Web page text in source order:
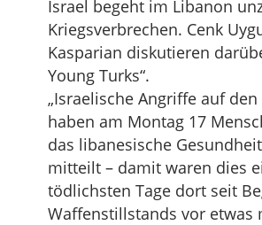
Israel begeht im Libanon
Kriegsverbrechen. Cenk
Kasparian diskutieren
Young Turks“.
„Israelische Angriffe auf
haben am Montag 17
das libanesische
mitteilt – damit waren dies
tödlichsten Tage dort seit
Waffenstillstands vor etwas